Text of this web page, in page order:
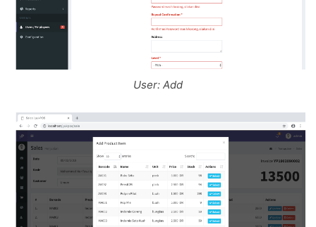
User: Add